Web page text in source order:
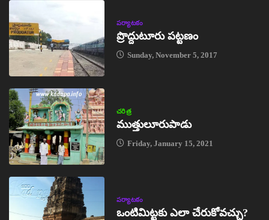
పర్యాటకం
ప్రొద్దుటూరు పట్టణం
Sunday, November 5, 2017
చరిత్ర
ముత్తులూరుపాడు
Friday, January 15, 2021
పర్యాటకం
ఒంటిమిట్టకు ఎలా చేరుకోవచ్చు?